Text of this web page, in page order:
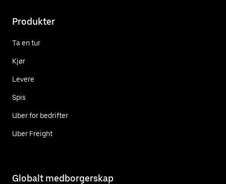
Produkter
Ta en tur
Kjør
Levere
Spis
Uber for bedrifter
Uber Freight
Globalt medborgerskap